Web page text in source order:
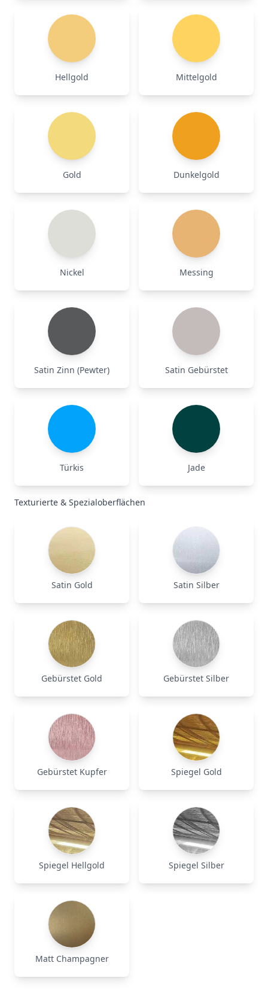
Hellgold Mittelgold
Gold Dunkelgold
Nickel Messing
Satin Zinn (Pewter) Satin Gebürstet
Türkis Jade
Texturierte & Spezialoberflächen
Satin Gold Satin Silber
Gebürstet Gold Gebürstet Silber
Gebürstet Kupfer Spiegel Gold
Spiegel Hellgold Spiegel Silber
Matt Champagner